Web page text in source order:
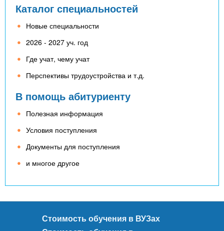
Каталог специальностей
Новые специальности
2026 - 2027 уч. год
Где учат, чему учат
Перспективы трудоустройства и т.д.
В помощь абитуриенту
Полезная информация
Условия поступления
Документы для поступления
и многое другое
Стоимость обучения в ВУЗах